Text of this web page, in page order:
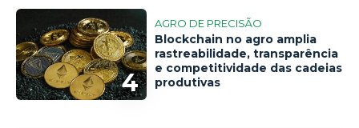
4
AGRO DE PRECISÃO
Blockchain no agro amplia
rastreabilidade, transparência
e competitividade das cadeias
produtivas